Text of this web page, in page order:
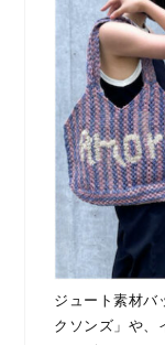
ジュート素材バ
クソンズ」や、